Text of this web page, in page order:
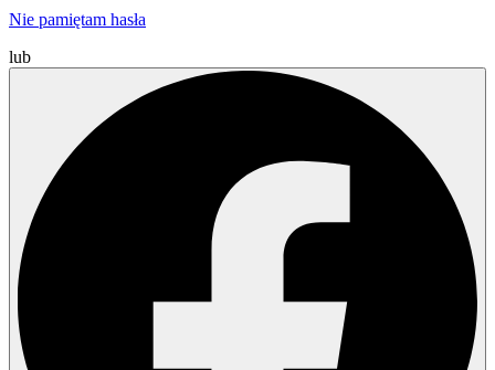
Nie pamiętam hasła
lub